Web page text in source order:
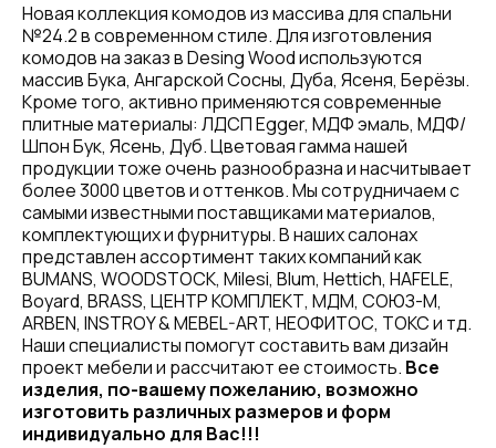
Новая коллекция комодов из массива для спальни
№24.2 в современном стиле. Для изготовления
комодов на заказ в Desing Wood используются
массив Бука, Ангарской Сосны, Дуба, Ясеня, Берёзы.
Кроме того, активно применяются современные
плитные материалы: ЛДСП Egger, МДФ эмаль, МДФ/
Шпон Бук, Ясень, Дуб. Цветовая гамма нашей
продукции тоже очень разнообразна и насчитывает
более 3000 цветов и оттенков. Мы сотрудничаем с
самыми известными поставщиками материалов,
комплектующих и фурнитуры. В наших салонах
представлен ассортимент таких компаний как
BUMANS, WOODSTOCK, Milesi, Blum, Hettich, HAFELE,
Boyard, BRASS, ЦЕНТР КОМПЛЕКТ, МДМ, СОЮЗ-М,
ARBEN, INSTROY & MEBEL-ART, НЕОФИТОС, ТОКС и тд.
Наши специалисты помогут составить вам дизайн
проект мебели и рассчитают ее стоимость. Все
изделия, по-вашему пожеланию, возможно
изготовить различных размеров и форм
индивидуально для Вас!!!